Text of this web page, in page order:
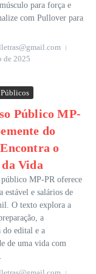
para força e
com Pullover para
de 2025
Público MP-
do
o
Vida
MP-PR oferece
estável e salários de
O texto explora a
a
do edital e a
de uma vida com